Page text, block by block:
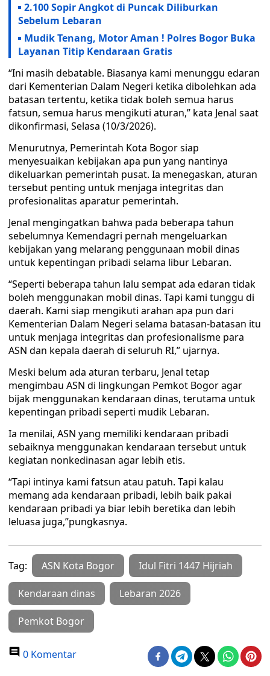
2.100 Sopir Angkot di Puncak Diliburkan
Sebelum Lebaran
Mudik Tenang, Motor Aman ! Polres Bogor Buka
Layanan Titip Kendaraan Gratis
“Ini masih debatable. Biasanya kami menunggu edaran
dari Kementerian Dalam Negeri ketika dibolehkan ada
batasan tertentu, ketika tidak boleh semua harus
fatsun, semua harus mengikuti aturan,” kata Jenal saat
dikonfirmasi, Selasa (10/3/2026).
Menurutnya, Pemerintah Kota Bogor siap
menyesuaikan kebijakan apa pun yang nantinya
dikeluarkan pemerintah pusat. Ia menegaskan, aturan
tersebut penting untuk menjaga integritas dan
profesionalitas aparatur pemerintah.
Jenal mengingatkan bahwa pada beberapa tahun
sebelumnya Kemendagri pernah mengeluarkan
kebijakan yang melarang penggunaan mobil dinas
untuk kepentingan pribadi selama libur Lebaran.
“Seperti beberapa tahun lalu sempat ada edaran tidak
boleh menggunakan mobil dinas. Tapi kami tunggu di
daerah. Kami siap mengikuti arahan apa pun dari
Kementerian Dalam Negeri selama batasan-batasan itu
untuk menjaga integritas dan profesionalisme para
ASN dan kepala daerah di seluruh RI,” ujarnya.
Meski belum ada aturan terbaru, Jenal tetap
mengimbau ASN di lingkungan Pemkot Bogor agar
bijak menggunakan kendaraan dinas, terutama untuk
kepentingan pribadi seperti mudik Lebaran.
Ia menilai, ASN yang memiliki kendaraan pribadi
sebaiknya menggunakan kendaraan tersebut untuk
kegiatan nonkedinasan agar lebih etis.
“Tapi intinya kami fatsun atau patuh. Tapi kalau
memang ada kendaraan pribadi, lebih baik pakai
kendaraan pribadi ya biar lebih beretika dan lebih
leluasa juga,”pungkasnya.
Tag: ASN Kota Bogor Idul Fitri 1447 Hijriah
Kendaraan dinas Lebaran 2026
Pemkot Bogor
0 Komentar